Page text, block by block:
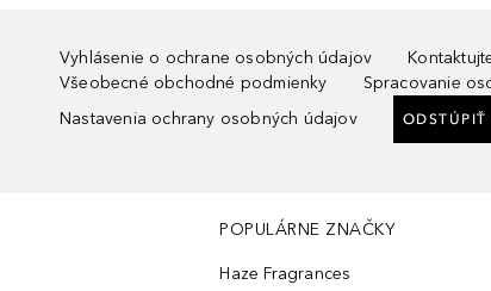
Vyhlásenie o ochrane osobných údajov
Všeobecné obchodné podmienky
Spracovanie
Nastavenia ochrany osobných údajov
POPULÁRNE ZNAČKY
Haze Fragrances